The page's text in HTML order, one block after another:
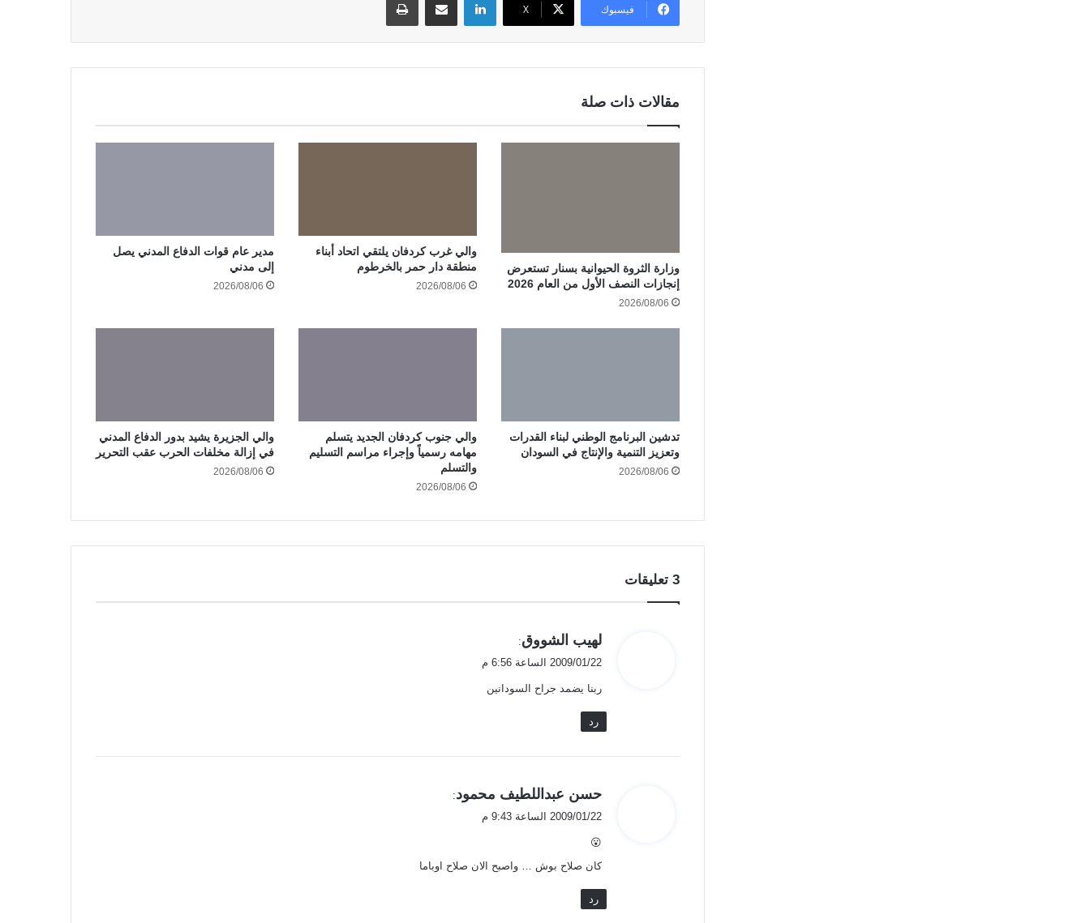
فيسبوك ‫X
مقالات ذات صلة
وزارة الثروة الحيوانية بسنار تستعرض
إنجازات النصف الأول من العام 2026
2026/08/06
والي غرب كردفان يلتقي اتحاد أبناء
منطقة دار حمر بالخرطوم
2026/08/06
مدير عام قوات الدفاع المدني يصل
إلى مدني
2026/08/06
تدشين البرنامج الوطني لبناء القدرات
وتعزيز التنمية والإنتاج في السودان
2026/08/06
والي جنوب كردفان الجديد يتسلم
مهامه رسمياً وإجراء مراسم التسليم
والتسلم
2026/08/06
والي الجزيرة يشيد بدور الدفاع المدني
في إزالة مخلفات الحرب عقب التحرير
2026/08/06
‫3 تعليقات
ي
ق
ل
لهيب الشووق:
2009/01/22 الساعة 6:56 م
ربنا يضمد جراح السودانين
رد
ي
ق
ل
حسن عبداللطيف محمود:
2009/01/22 الساعة 9:43 م
😮
كان صلاح بوش … واصبح الان صلاح اوباما
رد